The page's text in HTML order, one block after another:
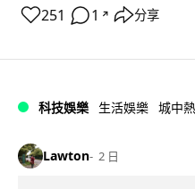
251 1 ↗ 分享
科技娛樂 生活娛樂 城中
Lawton 2 日